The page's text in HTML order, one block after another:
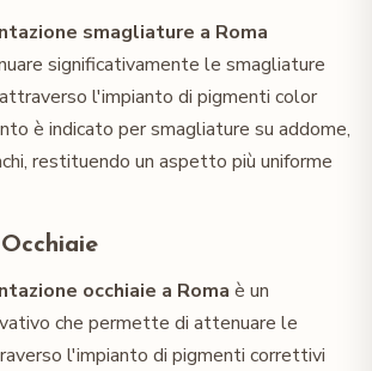
smagliature a Roma
significativamente le smagliature
l'impianto di pigmenti color
è indicato per smagliature su addome,
restituendo un aspetto più uniforme
occhiaie a Roma è un
che permette di attenuare le
l'impianto di pigmenti correttivi